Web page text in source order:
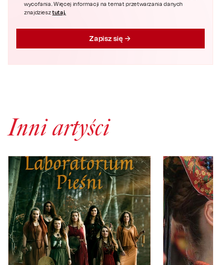
wycofania. Więcej informacji na temat przetwarzania danych
znajdziesztutaj.
Zapisz się
Inni artyści